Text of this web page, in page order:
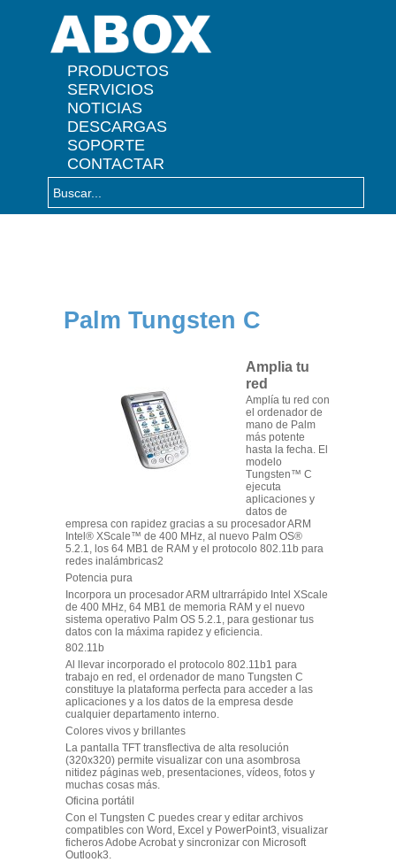
PRODUCTOS
SERVICIOS
NOTICIAS
DESCARGAS
SOPORTE
CONTACTAR
Palm Tungsten C
Amplia tu
red
Amplía tu red con
el ordenador de
mano de Palm
más potente
hasta la fecha. El
modelo
Tungsten™ C
ejecuta
aplicaciones y
datos de
empresa con rapidez gracias a su procesador ARM
Intel® XScale™ de 400 MHz, al nuevo Palm OS®
5.2.1, los 64 MB1 de RAM y el protocolo 802.11b para
redes inalámbricas2
Potencia pura
Incorpora un procesador ARM ultrarrápido Intel XScale
de 400 MHz, 64 MB1 de memoria RAM y el nuevo
sistema operativo Palm OS 5.2.1, para gestionar tus
datos con la máxima rapidez y eficiencia.
802.11b
Al llevar incorporado el protocolo 802.11b1 para
trabajo en red, el ordenador de mano Tungsten C
constituye la plataforma perfecta para acceder a las
aplicaciones y a los datos de la empresa desde
cualquier departamento interno.
Colores vivos y brillantes
La pantalla TFT transflectiva de alta resolución
(320x320) permite visualizar con una asombrosa
nitidez páginas web, presentaciones, vídeos, fotos y
muchas cosas más.
Oficina portátil
Con el Tungsten C puedes crear y editar archivos
compatibles con Word, Excel y PowerPoint3, visualizar
ficheros Adobe Acrobat y sincronizar con Microsoft
Outlook3.